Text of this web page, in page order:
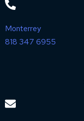
Monterrey
818 347 6955